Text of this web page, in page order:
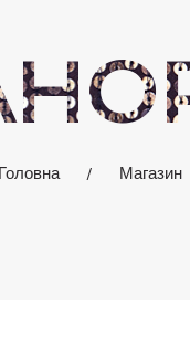
Головна Магазин